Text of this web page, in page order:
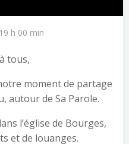
19 h 00 min
tous,
moment de partage
autour de Sa Parole.
l’église de Bourges,
et de louanges.